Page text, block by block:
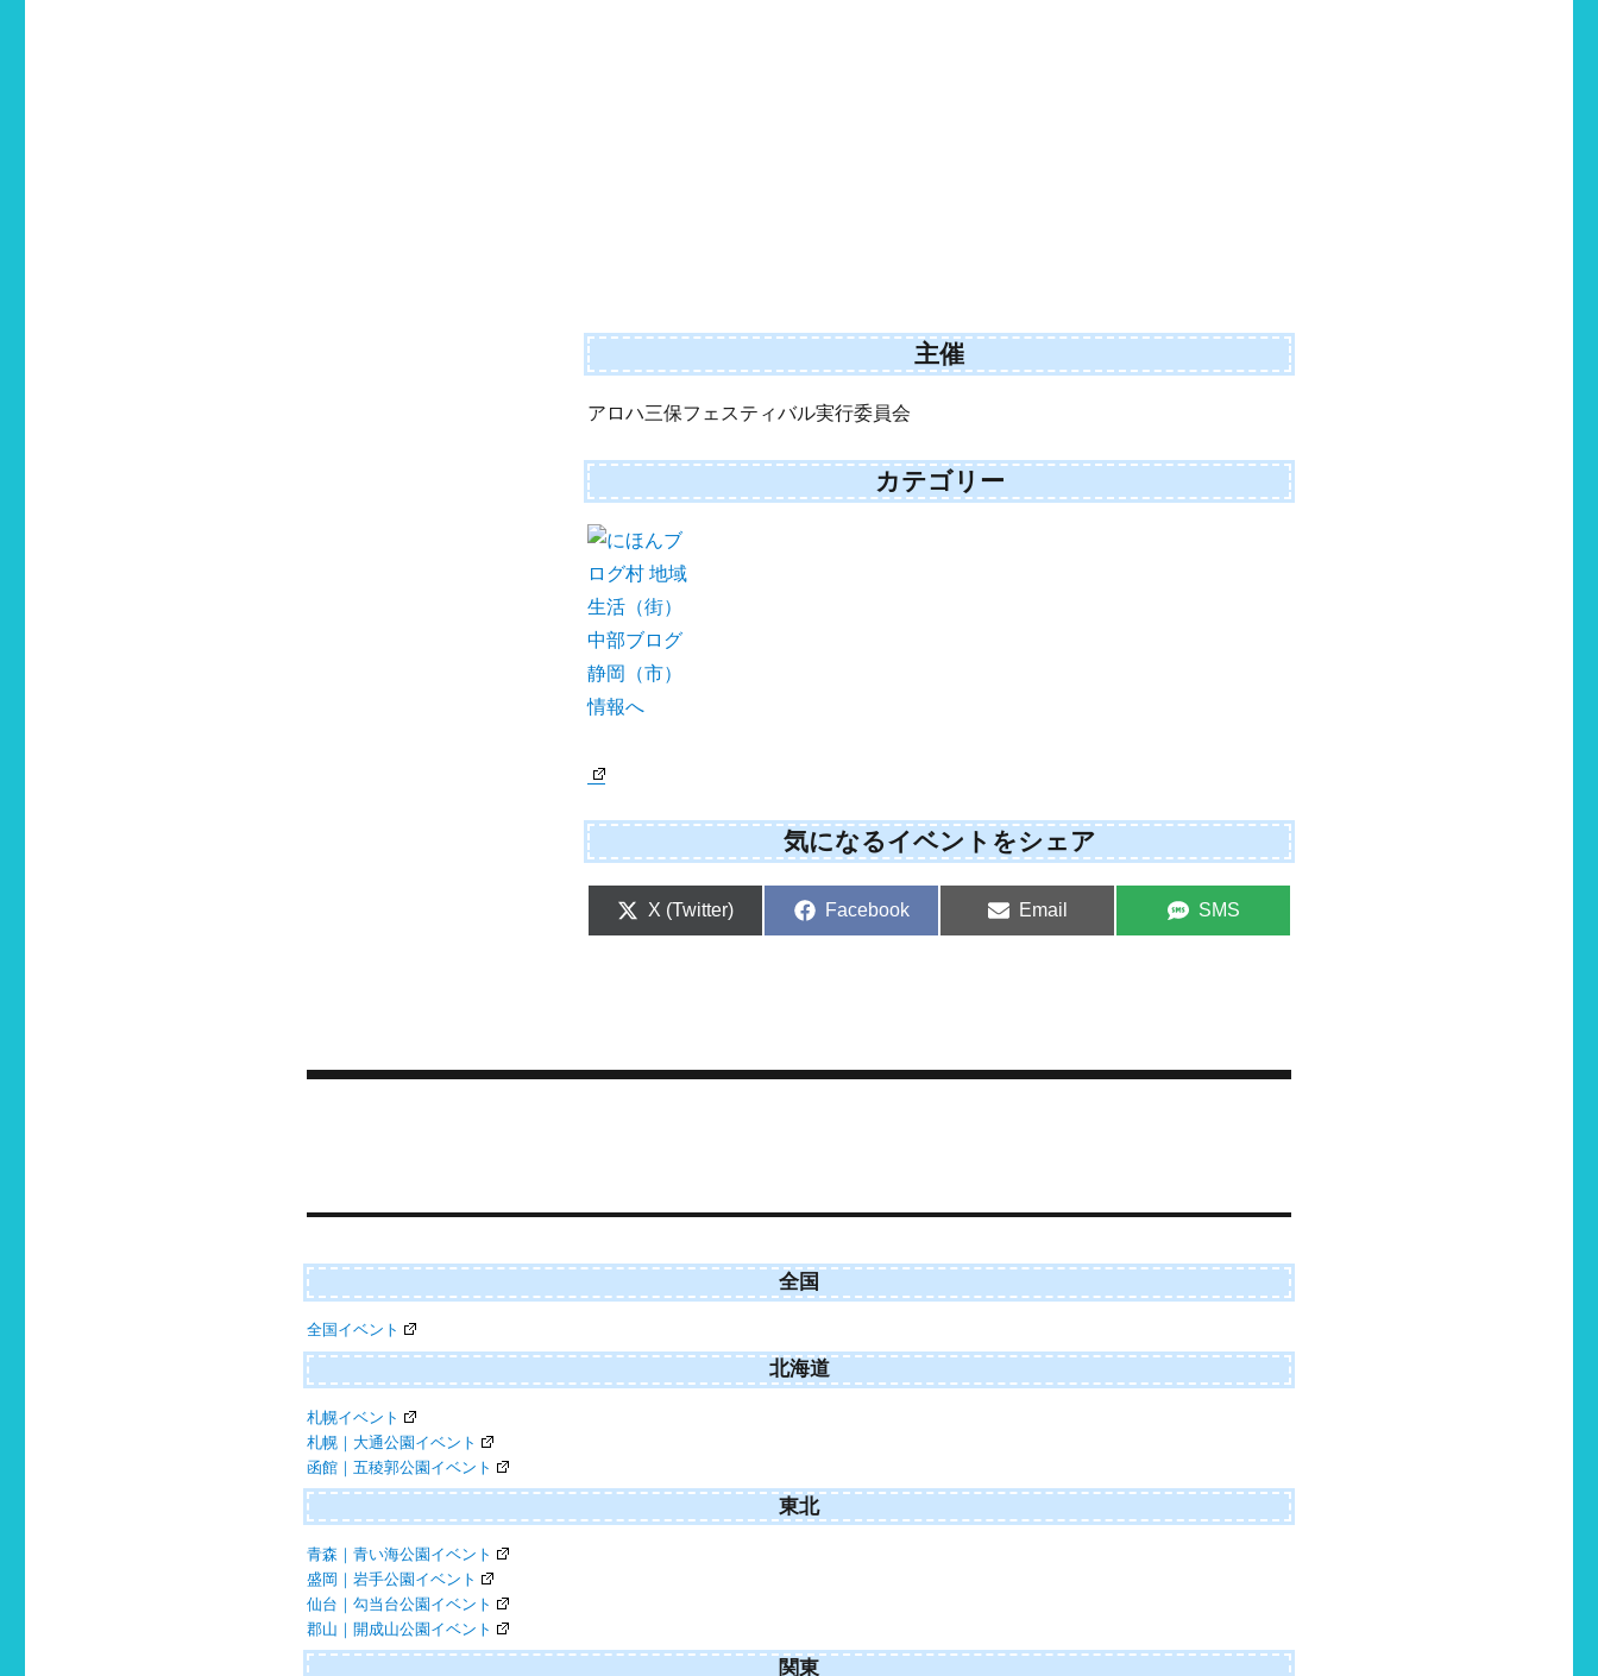
主催
アロハ三保フェスティバル実行委員会
カテゴリー
気になるイベントをシェア
Share
X (Twitter)
Share
Facebook
Share
Email
Share
SMS
ゲ
ー
シ
ョ
ン
全国
全国イベント
北海道
札幌イベント
札幌｜大通公園イベント
函館｜五稜郭公園イベント
東北
青森｜青い海公園イベント
盛岡｜岩手公園イベント
仙台｜勾当台公園イベント
郡山｜開成山公園イベント
関東